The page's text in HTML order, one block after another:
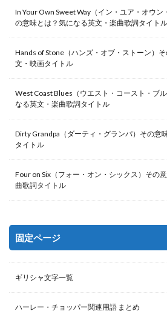
In Your Own Sweet Way（イン・ユア・オウ
の意味とは？気になる英文・楽曲歌詞タイトル
Hands of Stone（ハンズ・オブ・ストーン）
文・映画タイトル
West Coast Blues（ウエスト・コースト・ブ
なる英文・楽曲歌詞タイトル
Dirty Grandpa（ダーティ・グランパ）その意
タイトル
Four on Six（フォー・オン・シックス）その
曲歌詞タイトル
固定ページ
ギリシャ文字一覧
ハーレー・チョッパー関連用語 まとめ